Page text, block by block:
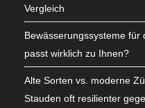
Vergleich
Bewässerungssysteme für
passt wirklich zu Ihnen?
Alte Sorten vs. moderne
Stauden oft resilienter